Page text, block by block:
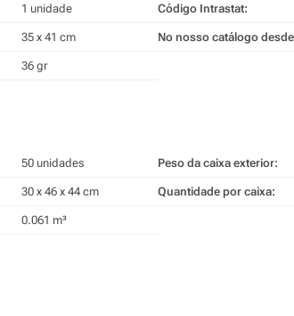
1 unidade
35 x 41 cm
36 gr
Código Intrastat:
No nosso catálogo
50 unidades
30 x 46 x 44 cm
0.061 m³
Peso da caixa exterior:
Quantidade por caixa: